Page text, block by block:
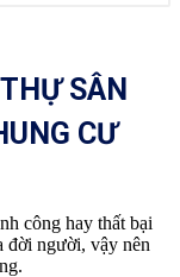
SÂN
CƯ
công hay thất bại
đời người, vậy nên